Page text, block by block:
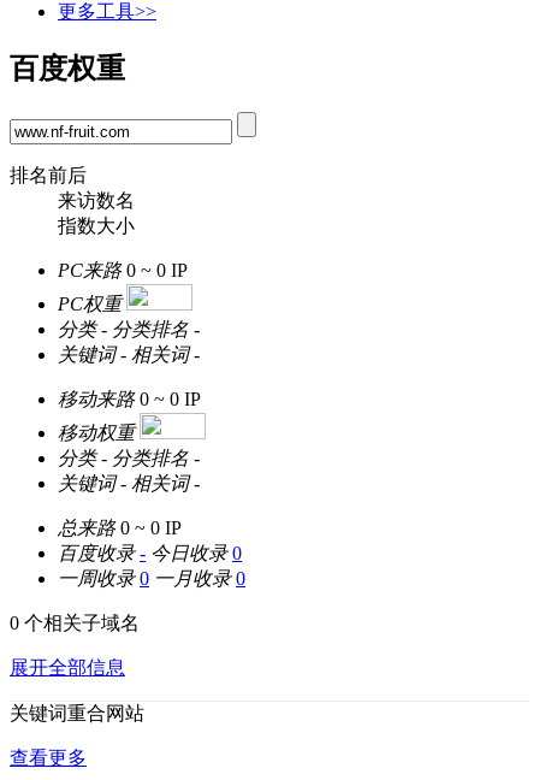
更多工具>>
百度权重
排名前后
来访数名
指数大小
PC来路 0 ~ 0 IP
PC权重
分类 - 分类排名 -
关键词 - 相关词 -
移动来路 0 ~ 0 IP
移动权重
分类 - 分类排名 -
关键词 - 相关词 -
总来路 0 ~ 0 IP
百度收录 - 今日收录 0
一周收录 0 一月收录 0
0 个相关子域名
展开全部信息
关键词重合网站
查看更多